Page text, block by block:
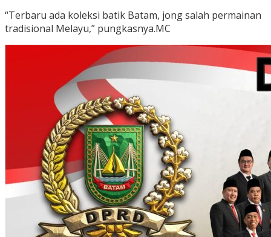
“Terbaru ada koleksi batik Batam, jong salah permainan
tradisional Melayu,” pungkasnya.MC